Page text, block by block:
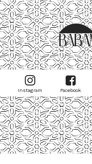
Instagram Facebook